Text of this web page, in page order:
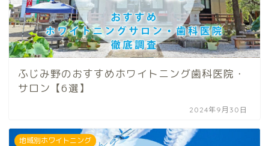
ふじみ野のおすすめホワイトニング歯科医院・
サロン【6選】
2024年9月30日
地域別ホワイトニング